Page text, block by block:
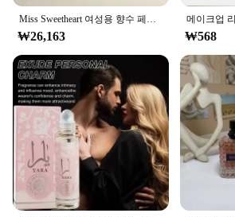
**Durable and Easy to Apply**
Crafted from high-quality, durable
these Miss Cat Tattoo Stickers are
put, ensuring your artistic flair lasts
desire. The application process is a
you to effortlessly transfer the
skin without the need for any
When it's time to remove them,
cleanly, leaving no residue behind.
can switch up your style as often as
any hassle.
Miss Sweetheart 여성용 향수 페로몬 란저, 24-48 시간 가벼운 꽃 노트, 오리지널 데일리 데이트, 50ml
₩26,163 ₩568